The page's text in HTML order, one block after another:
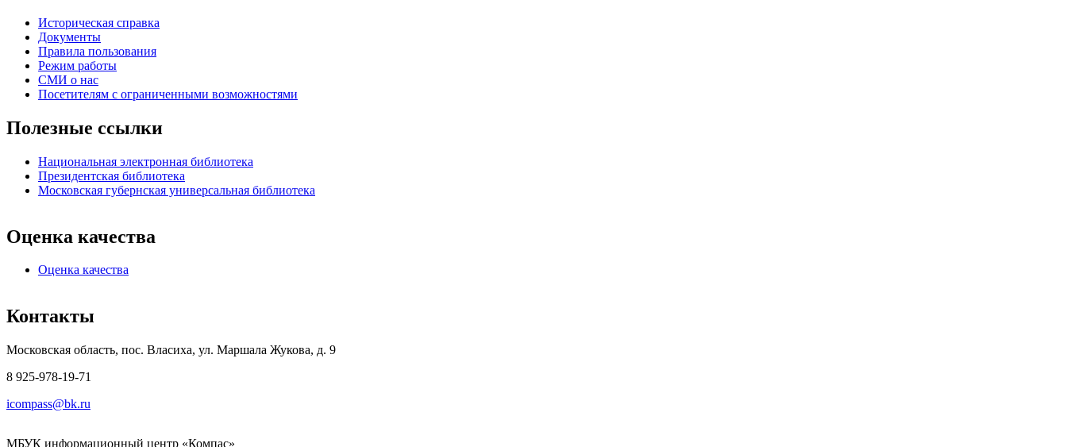
Историческая справка
Документы
Правила пользования
Режим работы
СМИ о нас
Посетителям с ограниченными возможностями
Полезные ссылки
Национальная электронная библиотека
Президентская библиотека
Московская губернская универсальная библиотека
Оценка качества
Оценка качества
Контакты
Московская область, пос. Власиха, ул. Маршала Жукова, д. 9
8 925-978-19-71
icompass@bk.ru
МБУК информационный центр «Компас»